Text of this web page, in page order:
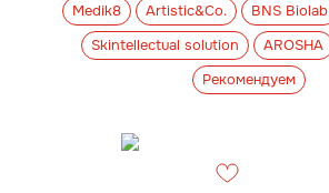
Medik8
Artistic&Co. BNS Biolab
Skintellectual solution
AROSHA
Рекомендуем